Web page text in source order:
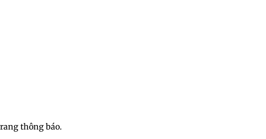
thông báo.